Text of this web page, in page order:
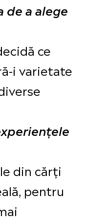
a alege
ce
i varietate
din cărți
pentru